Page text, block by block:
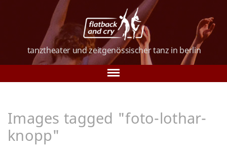
tanztheater undzeitgenössischer tanz in berlin
Über uns
Images tagged "foto-lothar-
knopp"